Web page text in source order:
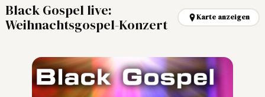
Black Gospel live:
Weihnachtsgospel-Konzert
Karte anzeigen